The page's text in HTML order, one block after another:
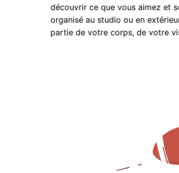
découvrir ce que vous aimez et
organisé au studio ou en
partie de votre corps, de votre